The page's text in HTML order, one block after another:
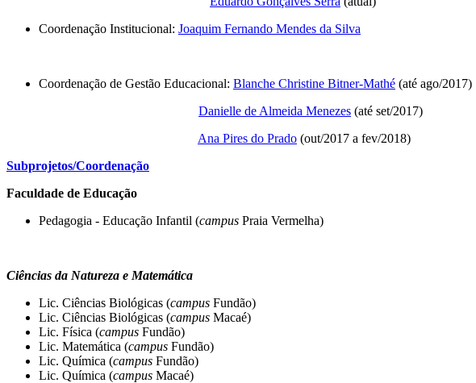
Coordenação Institucional: Joaquim Fernando Mendes da Silva
Coordenação de Gestão Educacional: Blanche Christine Bitner-Mathé (até ago/2017)
Danielle de Almeida Menezes (até set/2017)
Ana Pires do Prado (out/2017 a fev/2018)
Subprojetos/Coordenação
Faculdade de Educação
Pedagogia - Educação Infantil (campus Praia Vermelha)
Ciências da Natureza e Matemática
Lic. Ciências Biológicas (campus Fundão)
Lic. Ciências Biológicas (campus Macaé)
Lic. Física (campus Fundão)
Lic. Matemática (campus Fundão)
Lic. Química (campus Fundão)
Lic. Química (campus Macaé)